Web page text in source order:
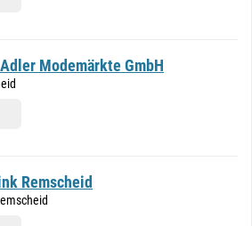
Modemärkte GmbH
Remscheid